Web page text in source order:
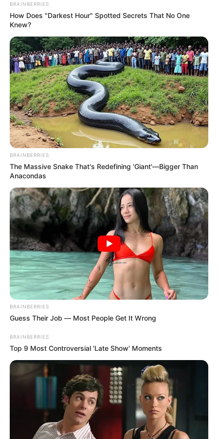
contundentes en el centro
de Medellín
MENORES ASESINADOS
Mujer trans sentenciada a
40 años por homicidio de
menor en Medellín sigue
prófuga; familia clama a
autoridades por su
paradero
40 años de cárcel a mujer
menor por celos en zona
rural de Medellín
BELLO, ANTIOQUIA
Piden imputar feminicidio
agravado y secuestro por
crimen de Sara Millerey
SANTA ELENA
reconocida lideresa y
hallada sin vida en Santa
Elena
CIUDAD BOLÍVAR -
ANTIOQUIA
BRAINBERRIES
How Does "Darkest Hour" Spotted Secrets That No One
Knew?
BRAINBERRIES
The Massive Snake That's Redefining 'Giant'—Bigger Than
Anacondas
BRAINBERRIES
Guess Their Job — Most People Get It Wrong
BRAINBERRIES
Top 9 Most Controversial 'Late Show' Moments